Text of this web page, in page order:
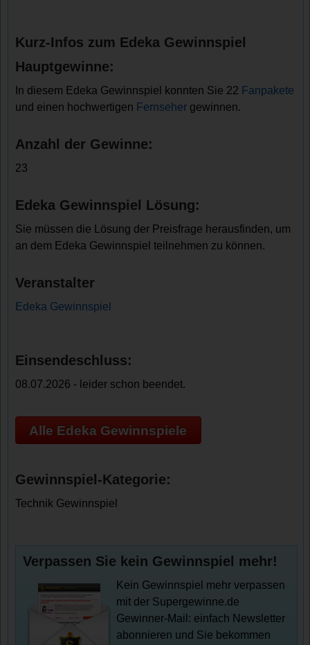
Kurz-Infos zum Edeka Gewinnspiel
Hauptgewinne:
In diesem Edeka Gewinnspiel konnten Sie 22 Fanpakete
und einen hochwertigen Fernseher gewinnen.
Anzahl der Gewinne:
23
Edeka Gewinnspiel Lösung:
Sie müssen die Lösung der Preisfrage herausfinden, um
an dem Edeka Gewinnspiel teilnehmen zu können.
Veranstalter
Edeka Gewinnspiel
Einsendeschluss:
08.07.2026 - leider schon beendet.
Alle Edeka Gewinnspiele
Gewinnspiel-Kategorie:
Technik Gewinnspiel
Verpassen Sie kein Gewinnspiel mehr!
Kein Gewinnspiel mehr verpassen
mit der Supergewinne.de
Gewinner-Mail: einfach Newsletter
abonnieren und Sie bekommen